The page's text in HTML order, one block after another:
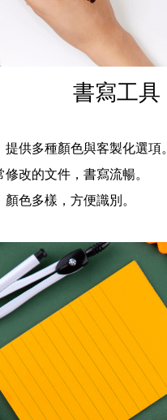
書寫工具
提供多種顏色與客製化選項。
修改的文件，書寫流暢。
顏色多樣，方便識別。